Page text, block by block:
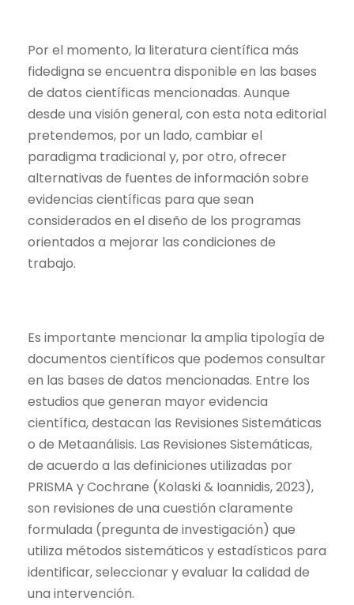
Por el momento, la literatura científica más
fidedigna se encuentra disponible en las bases
de datos científicas mencionadas. Aunque
desde una visión general, con esta nota editorial
pretendemos, por un lado, cambiar el
paradigma tradicional y, por otro, ofrecer
alternativas de fuentes de información sobre
evidencias científicas para que sean
considerados en el diseño de los programas
orientados a mejorar las condiciones de
trabajo.
Es importante mencionar la amplia tipología de
documentos científicos que podemos consultar
en las bases de datos mencionadas. Entre los
estudios que generan mayor evidencia
científica, destacan las Revisiones Sistemáticas
o de Metaanálisis. Las Revisiones Sistemáticas,
de acuerdo a las definiciones utilizadas por
PRISMA y Cochrane (Kolaski & Ioannidis, 2023),
son revisiones de una cuestión claramente
formulada (pregunta de investigación) que
utiliza métodos sistemáticos y estadísticos para
identificar, seleccionar y evaluar la calidad de
una intervención.